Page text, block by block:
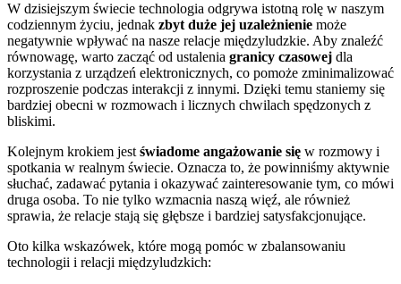
W dzisiejszym świecie technologia odgrywa istotną rolę w naszym
codziennym życiu, jednak zbyt duże jej uzależnienie może
negatywnie wpływać na nasze relacje międzyludzkie. Aby znaleźć
równowagę, warto zacząć od ustalenia granicy czasowej dla
korzystania z urządzeń elektronicznych, co pomoże zminimalizować
rozproszenie podczas interakcji z innymi. Dzięki temu staniemy się
bardziej obecni w rozmowach i licznych chwilach spędzonych z
bliskimi.
Kolejnym krokiem jest świadome angażowanie się w rozmowy i
spotkania w realnym świecie. Oznacza to, że powinniśmy aktywnie
słuchać, zadawać pytania i okazywać zainteresowanie tym, co mówi
druga osoba. To nie tylko wzmacnia naszą więź, ale również
sprawia, że relacje stają się głębsze i bardziej satysfakcjonujące.
Oto kilka wskazówek, które mogą pomóc w zbalansowaniu
technologii i relacji międzyludzkich: